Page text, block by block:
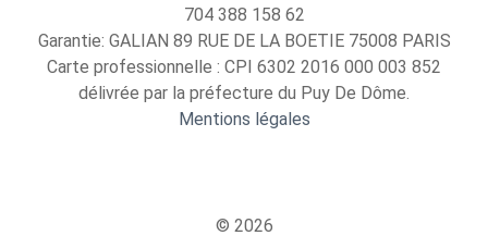
704 388 158 62
Garantie: GALIAN 89 RUE DE LA BOETIE 75008 PARIS
Carte professionnelle : CPI 6302 2016 000 003 852
délivrée par la préfecture du Puy De Dôme.
Mentions légales
© 2026